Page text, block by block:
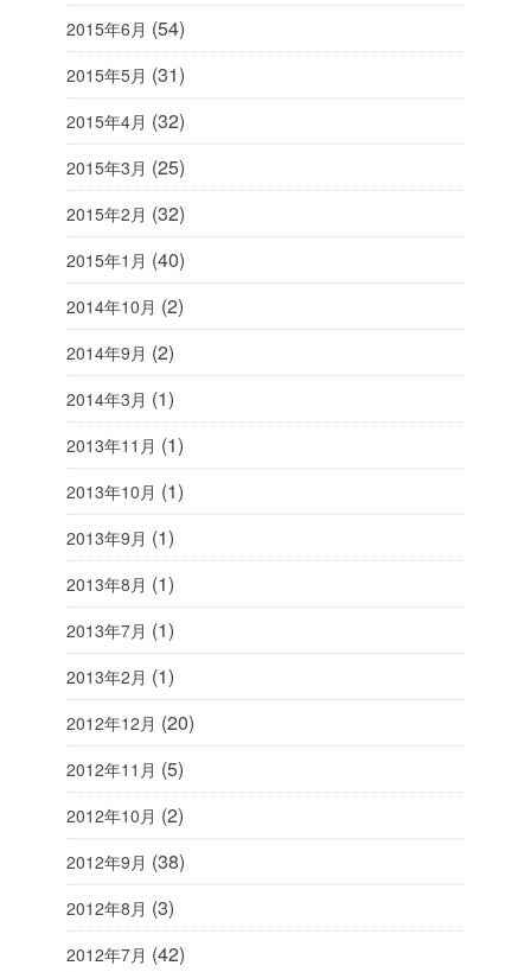
2015年6月 (54)
2015年5月 (31)
2015年4月 (32)
2015年3月 (25)
2015年2月 (32)
2015年1月 (40)
2014年10月 (2)
2014年9月 (2)
2014年3月 (1)
2013年11月 (1)
2013年10月 (1)
2013年9月 (1)
2013年8月 (1)
2013年7月 (1)
2013年2月 (1)
2012年12月 (20)
2012年11月 (5)
2012年10月 (2)
2012年9月 (38)
2012年8月 (3)
2012年7月 (42)